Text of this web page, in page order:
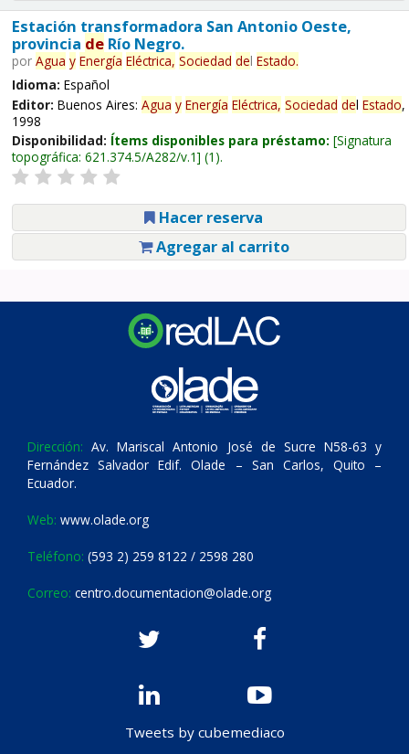
Estación transformadora San Antonio Oeste,
provincia deRío Negro.
por Agua y Energía Eléctrica, Sociedad del Estado.
Idioma: Español
Editor: Buenos Aires: Agua y Energía Eléctrica, Sociedad del Estado,
1998
Disponibilidad: Ítems disponibles para préstamo: Signatura
topográfica: 621.374.5/A282/v.1 (1).
Hacer reserva
Agregar al carrito
Dirección: Av. Mariscal Antonio José de Sucre N58-63 y
Fernández Salvador Edif. Olade – San Carlos, Quito –
Ecuador.
Web: www.olade.org
Teléfono: (593 2) 259 8122 / 2598 280
Correo: centro.documentacion@olade.org
Tweets by cubemediaco